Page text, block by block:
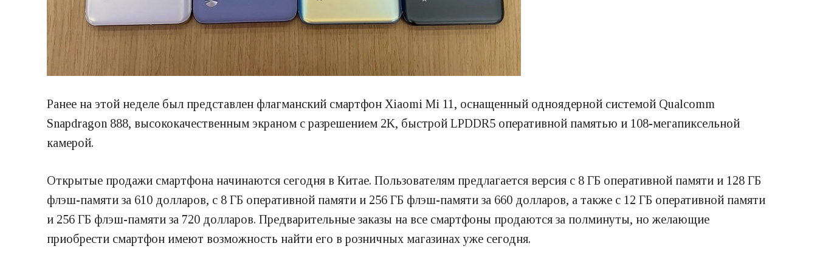
Ранее на этой неделе был представлен флагманский смартфон Xiaomi Mi 11, оснащенный одноядерной системой Qualcomm
Snapdragon 888, высококачественным экраном с разрешением 2K, быстрой LPDDR5 оперативной памятью и 108-мегапиксельной
камерой.
Открытые продажи смартфона начинаются сегодня в Китае. Пользователям предлагается версия с 8 ГБ оперативной памяти и 128 ГБ
флэш-памяти за 610 долларов, с 8 ГБ оперативной памяти и 256 ГБ флэш-памяти за 660 долларов, а также с 12 ГБ оперативной памяти
и 256 ГБ флэш-памяти за 720 долларов. Предварительные заказы на все смартфоны продаются за полминуты, но желающие
приобрести смартфон имеют возможность найти его в розничных магазинах уже сегодня.